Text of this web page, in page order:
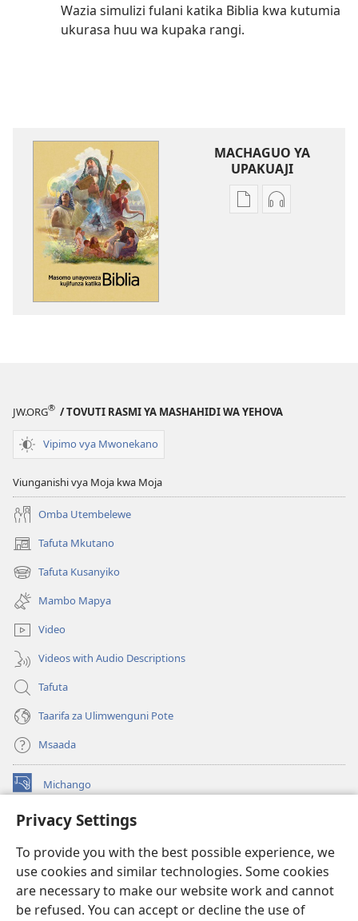
Privacy Settings
To provide you with the best possible experience, we
use cookies and similar technologies. Some cookies
are necessary to make our website work and cannot
be refused. You can accept or decline the use of
Wazia simulizi fulani katika Biblia kwa kutumia
ukurasa huu wa kupaka rangi.
MACHAGUO YA
UPAKUAJI
MbinuMbinu
JW.ORG® / TOVUTI RASMI YA MASHAHIDI WA YEHOVA
Vipimo vya Mwonekano
Viunganishi vya Moja kwa Moja
Omba Utembelewe
Tafuta Mkutano
(opens
new
window)
Tafuta Kusanyiko
(opens
new
window)
Mambo Mapya
Video
Videos with Audio Descriptions
Tafuta
Taarifa za Ulimwenguni Pote
Msaada
Michango
(opens
window)Watchtower MAKTABA KWENYE MTANDAO™
new
window)JW Hub ®
(opens
new
window)
®